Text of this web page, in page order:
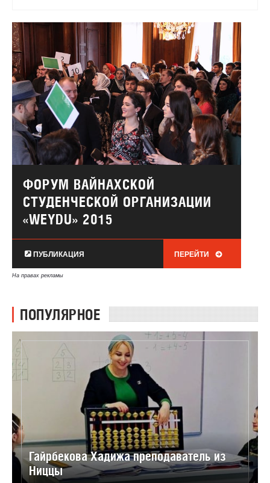
ФОРУМ ВАЙНАХСКОЙ
СТУДЕНЧЕСКОЙ ОРГАНИЗАЦИИ
«WEYDU» 2015
ПУБЛИКАЦИЯ ПЕРЕЙТИ
На правах рекламы
ПОПУЛЯРНОЕ
Гайрбекова Хадижа преподаватель из
Ниццы